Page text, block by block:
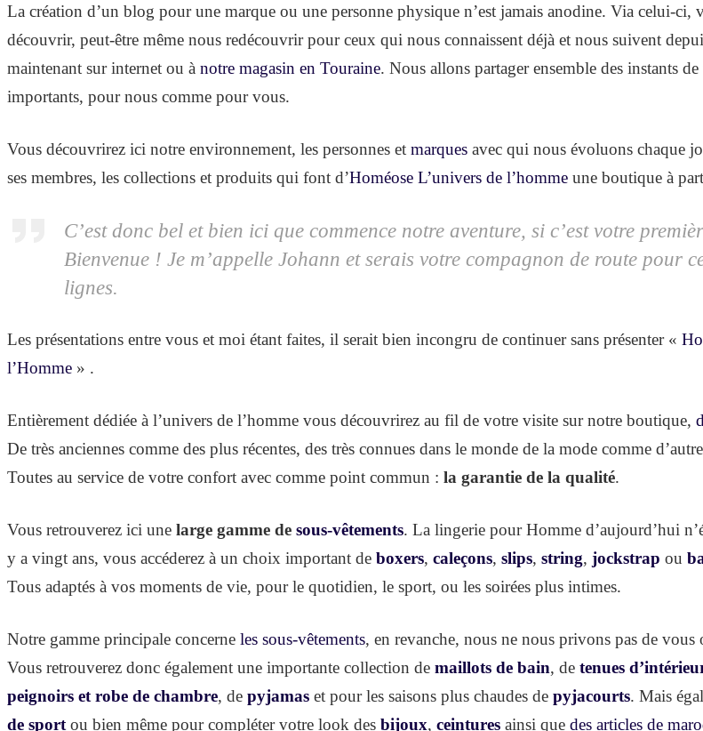
La création d’un blog pour une marque ou une personne physique n’est jamais anodine. Via celui-ci,
découvrir, peut-être même nous redécouvrir pour ceux qui nous connaissent déjà et nous suivent
maintenant sur internet ou à notre magasin en Touraine. Nous allons partager ensemble des instants
importants, pour nous comme pour vous.
Vous découvrirez ici notre environnement, les personnes et marques avec qui nous évoluons chaque
ses membres, les collections et produits qui font d’Homéose L’univers de l’homme une boutique à
C’est donc bel et bien ici que commence notre aventure, si c’est votre
Bienvenue ! Je m’appelle Johann et serais votre compagnon de route pour
lignes.
Les présentations entre vous et moi étant faites, il serait bien incongru de continuer sans présenter «
l’Homme » .
Entièrement dédiée à l’univers de l’homme vous découvrirez au fil de votre visite sur notre boutique,
De très anciennes comme des plus récentes, des très connues dans le monde de la mode comme
Toutes au service de votre confort avec comme point commun : la garantie de la qualité.
Vous retrouverez ici une large gamme de sous-vêtements. La lingerie pour Homme d’aujourd’hui
y a vingt ans, vous accéderez à un choix important de boxers, caleçons, slips, string, jockstrap ou
Tous adaptés à vos moments de vie, pour le quotidien, le sport, ou les soirées plus intimes.
Notre gamme principale concerne les sous-vêtements, en revanche, nous ne nous privons pas de
Vous retrouverez donc également une importante collection de maillots de bain, de tenues
peignoirs et robe de chambre, de pyjamas et pour les saisons plus chaudes de pyjacourts. Mais
de sport ou bien même pour compléter votre look des bijoux, ceintures ainsi que des articles de